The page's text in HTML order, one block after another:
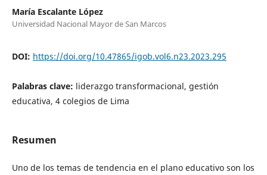
María Escalante López
Universidad Nacional Mayor de San Marcos
DOI: https://doi.org/10.47865/igob.vol6.n23.2023.295
Palabras clave: liderazgo transformacional, gestión
educativa, 4 colegios de Lima
Resumen
Uno de los temas de tendencia en el plano educativo son los